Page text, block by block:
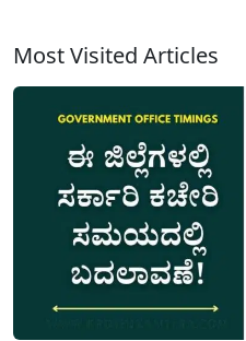
Most Visited Articles